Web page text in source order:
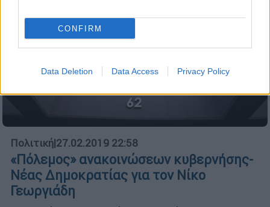
CONFIRM
Data Deletion Data Access Privacy Policy
Πολιτική|27.02.2019 22:58
«Πόλεμος» ανακοινώσεων κυβερνήσης-
Νέας Δημοκρατίας για τον Νίκο
Γεωργιάδη